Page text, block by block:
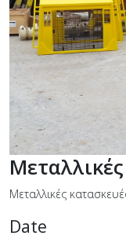
Μεταλλικές
Date